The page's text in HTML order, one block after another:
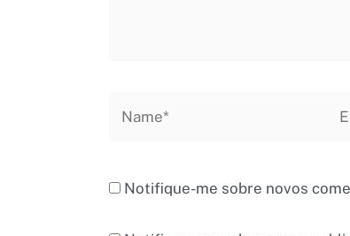
Notifique-me sobre novos